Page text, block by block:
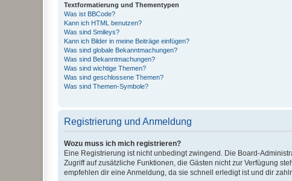
Textformatierung und Thementypen
Was ist BBCode?
Kann ich HTML benutzen?
Was sind Smileys?
Kann ich Bilder in meine Beiträge einfügen?
Was sind globale Bekanntmachungen?
Was sind Bekanntmachungen?
Was sind wichtige Themen?
Was sind geschlossene Themen?
Was sind Themen-Symbole?
Registrierung und Anmeldung
Wozu muss ich mich registrieren?
Eine Registrierung ist nicht unbedingt zwingend. Die Board-
Zugriff auf zusätzliche Funktionen, die Gästen nicht zur Verfügung
empfehlen dir eine Anmeldung, da sie schnell erledigt ist und dir